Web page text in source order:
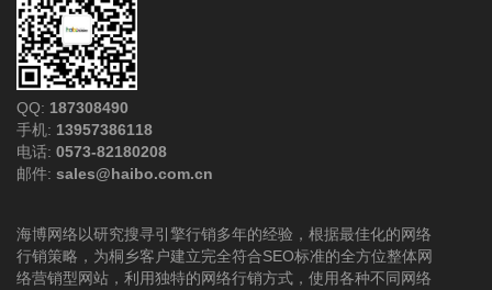
QQ: 187308490
手机: 13957386118
电话: 0573-82180208
邮件: sales@haibo.com.cn
海博网络以研究搜寻引擎行销多年的经验，根据最佳化的网络
行销策略，为桐乡客户建立完全符合SEO标准的全方位整体网
络营销型网站，利用独特的网络行销方式，使用各种不同网络